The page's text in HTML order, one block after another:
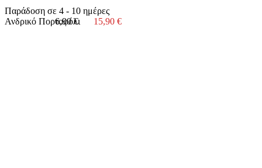
Παράδοση σε 4 - 10 ημέρες
6,90 €
15,90 €
Ανδρικό Πορτοφόλι